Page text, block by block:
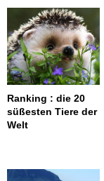
Ranking : die 20
süßesten Tiere der
Welt